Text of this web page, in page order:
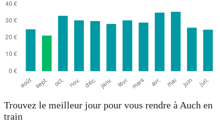
Trouvez le meilleur jour pour vous rendre à Auch en
train